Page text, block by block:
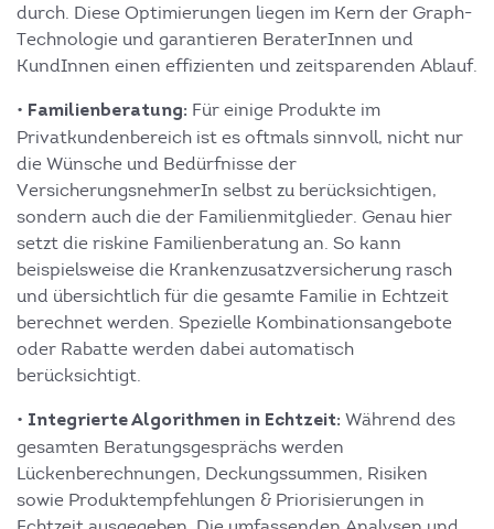
durch. Diese Optimierungen liegen im Kern der Graph-
Technologie und garantieren BeraterInnen und
KundInnen einen effizienten und zeitsparenden Ablauf.
• Familienberatung: Für einige Produkte im
Privatkundenbereich ist es oftmals sinnvoll, nicht nur
die Wünsche und Bedürfnisse der
VersicherungsnehmerIn selbst zu berücksichtigen,
sondern auch die der Familienmitglieder. Genau hier
setzt die riskine Familienberatung an. So kann
beispielsweise die Krankenzusatzversicherung rasch
und übersichtlich für die gesamte Familie in Echtzeit
berechnet werden. Spezielle Kombinationsangebote
oder Rabatte werden dabei automatisch
berücksichtigt.
• Integrierte Algorithmen in Echtzeit: Während des
gesamten Beratungsgesprächs werden
Lückenberechnungen, Deckungssummen, Risiken
sowie Produktempfehlungen & Priorisierungen in